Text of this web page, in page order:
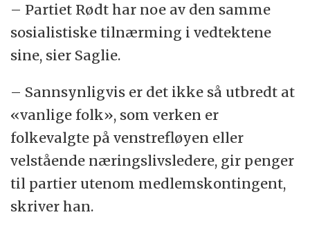
– Partiet Rødt har noe av den samme
sosialistiske tilnærming i vedtektene
sine, sier Saglie.
– Sannsynligvis er det ikke så utbredt at
«vanlige folk», som verken er
folkevalgte på venstrefløyen eller
velstående næringslivsledere, gir penger
til partier utenom medlemskontingent,
skriver han.